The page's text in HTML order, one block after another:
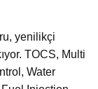
yenilikçi
TOCS, Multi
Water